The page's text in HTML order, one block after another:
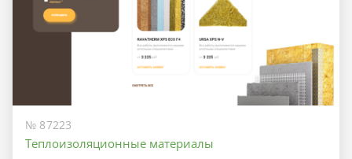
№ 87223
Теплоизоляционные материалы